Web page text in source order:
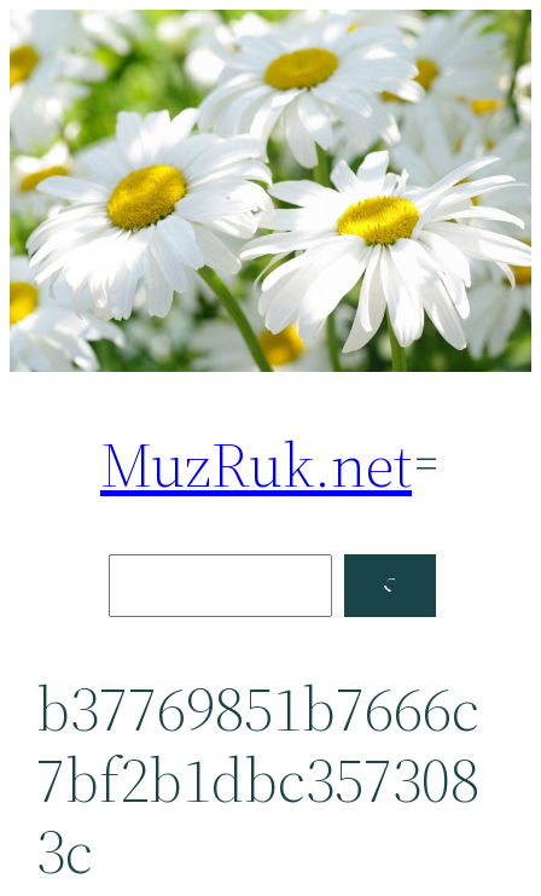
Перейти
к
содержимому
MuzRuk.net
Facebook
b37769851b7666c
7bf2b1dbc357308
3c